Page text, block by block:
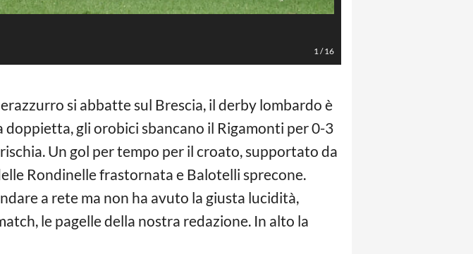
1/16
si abbatte sul Brescia, il derby lombardo è
doppietta, gli orobici sbancano il Rigamonti per 0-3
Un gol per tempo per il croato, supportato da
Rondinelle frastornata e Balotelli sprecone.
a rete ma non ha avuto la giusta lucidità,
le pagelle della nostra redazione. In alto la